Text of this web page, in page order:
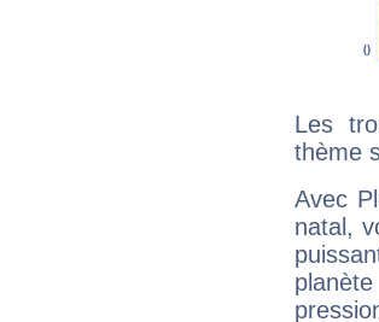
Les
thème
Avec
natal,